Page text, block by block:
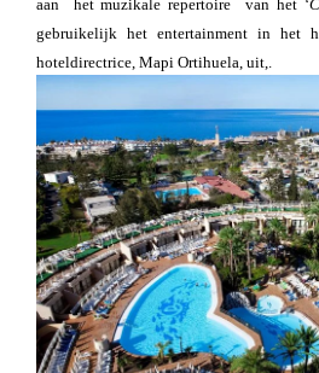
aan het muzikale repertoire van het ‘
gebruikelijk het entertainment in het
hoteldirectrice, Mapi Ortihuela, uit,.